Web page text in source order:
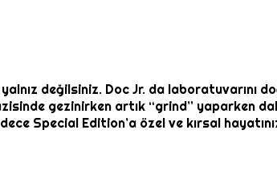
değilsiniz. Doc Jr. da laboratuvarını
gezinirken artık “grind” yaparken
Special Edition’a özel ve kırsal